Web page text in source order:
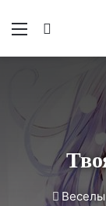
Меню